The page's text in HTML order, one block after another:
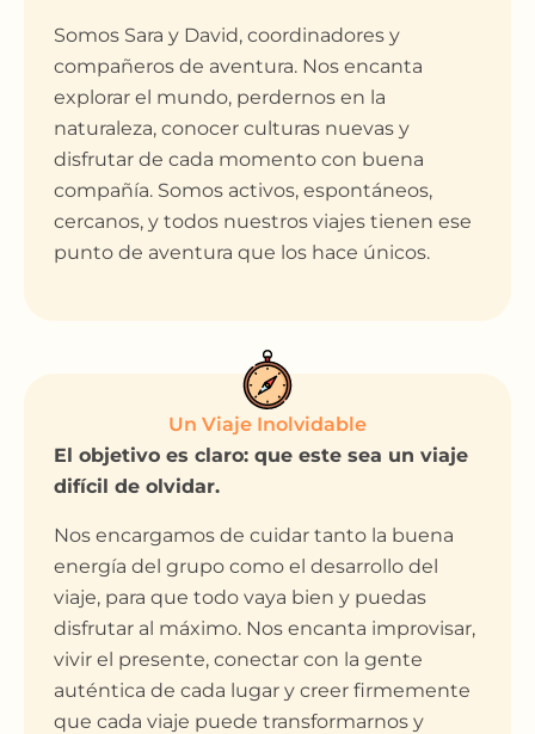
Somos Sara y David, coordinadores y
compañeros de aventura. Nos encanta
explorar el mundo, perdernos en la
naturaleza, conocer culturas nuevas y
disfrutar de cada momento con buena
compañía. Somos activos, espontáneos,
cercanos, y todos nuestros viajes tienen ese
punto de aventura que los hace únicos.
Un Viaje Inolvidable
El objetivo es claro: que este sea un viaje
difícil de olvidar.
Nos encargamos de cuidar tanto la buena
energía del grupo como el desarrollo del
viaje, para que todo vaya bien y puedas
disfrutar al máximo. Nos encanta improvisar,
vivir el presente, conectar con la gente
auténtica de cada lugar y creer firmemente
que cada viaje puede transformarnos y